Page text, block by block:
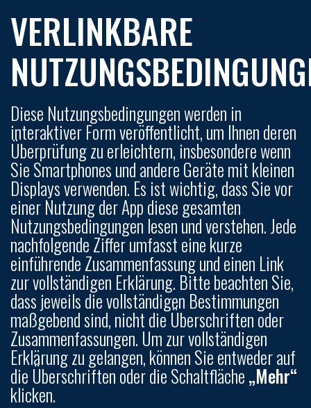
VERLINKBARE
Diese Nutzungsbedingungen werden in
interaktiver Form veröffentlicht, um Ihnen deren
Überprüfung zu erleichtern, insbesondere wenn
Sie Smartphones und andere Geräte mit kleinen
Displays verwenden. Es ist wichtig, dass Sie vor
einer Nutzung der App diese gesamten
Nutzungsbedingungen lesen und verstehen. Jede
nachfolgende Ziffer umfasst eine kurze
einführende Zusammenfassung und einen Link
zur vollständigen Erklärung. Bitte beachten Sie,
dass jeweils die vollständigen Bestimmungen
maßgebend sind, nicht die Überschriften oder
Zusammenfassungen. Um zur vollständigen
Erklärung zu gelangen, können Sie entweder auf
die Überschriften oder die Schaltfläche„Mehr“
klicken.